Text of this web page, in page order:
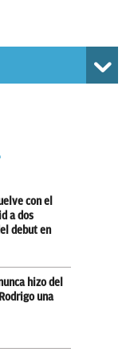
con el
a dos
debut en
hizo del
una